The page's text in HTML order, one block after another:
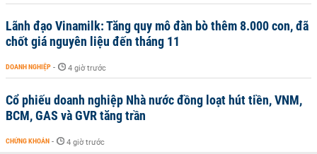
Lãnh đạo Vinamilk: Tăng quy mô đàn bò thêm 8.000 con, đã
chốt giá nguyên liệu đến tháng 11
DOANH NGHIỆP - 4 giờ trước
Cổ phiếu doanh nghiệp Nhà nước đồng loạt hút tiền, VNM,
BCM, GAS và GVR tăng trần
CHỨNG KHOÁN - 4 giờ trước